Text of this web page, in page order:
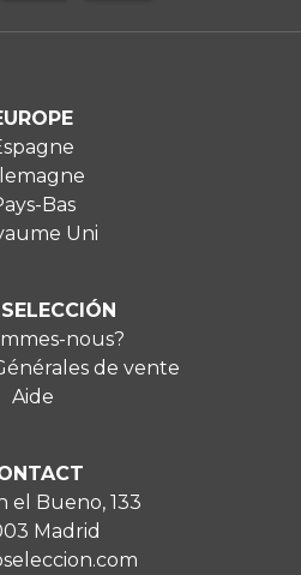
Bas
Uni
nous?
de vente
Aide
el Bueno, 133
Madrid